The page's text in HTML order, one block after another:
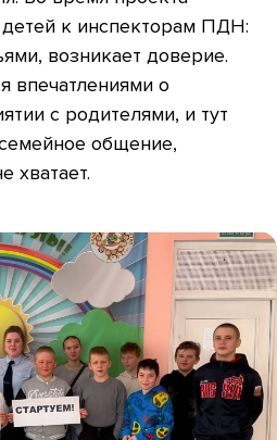
к инспекторам ПДН:
возникает доверие.
впечатлениями о
с родителями, и тут
общение,
хватает.